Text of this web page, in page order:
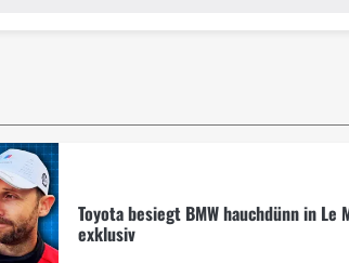
Toyota besiegt BMW hauchdünn in Le
exklusiv